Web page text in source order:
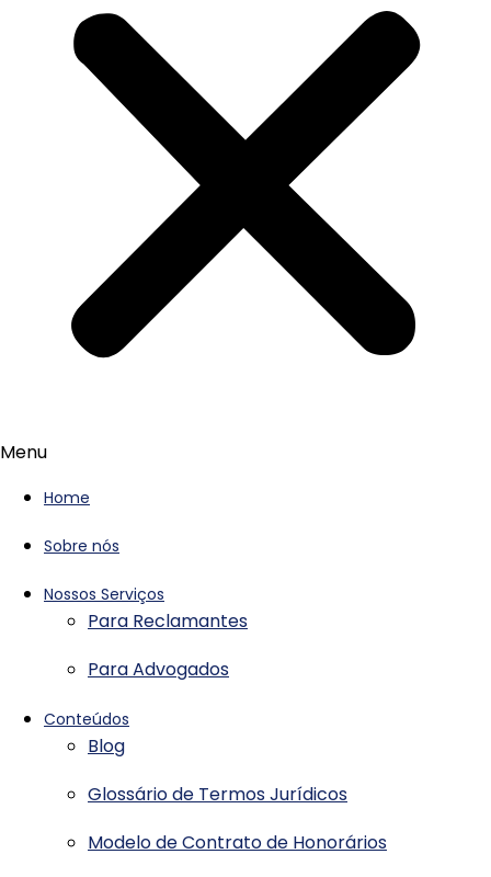
Menu
Home
Sobre nós
Nossos Serviços
Para Reclamantes
Para Advogados
Conteúdos
Blog
Glossário de Termos Jurídicos
Modelo de Contrato de Honorários